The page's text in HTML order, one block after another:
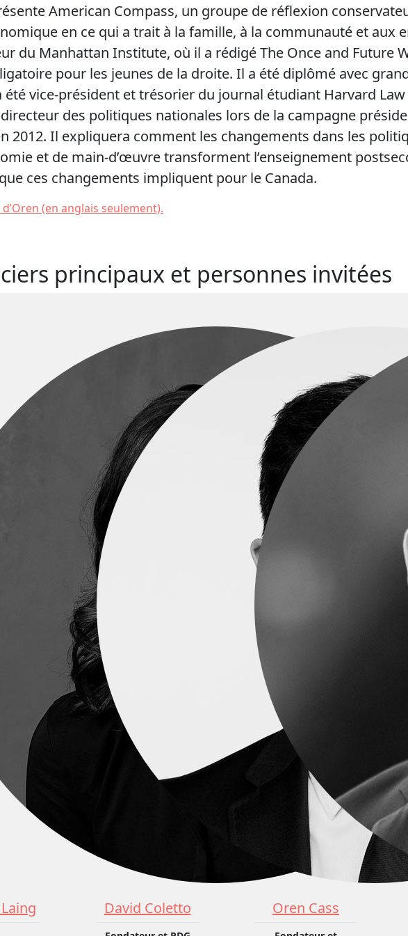
American Compass, un groupe de réflexion
en ce qui a trait à la famille, à la communauté et aux
du Manhattan Institute, où il a rédigé The Once and Future
pour les jeunes de la droite. Il a été diplômé avec
été vice-président et trésorier du journal étudiant Harvard Law
des politiques nationales lors de la campagne
2012. Il expliquera comment les changements dans les
et de main-d’œuvre transforment l’enseignement
ces changements impliquent pour le Canada.
(en anglais seulement).
principaux et personnes invitées
David Coletto Oren Cass